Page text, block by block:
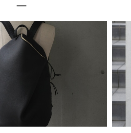
07/22
を購入させていただき、次に
こちらを購入させていただき
でしっくりくるものがずっと
ちらに出逢って、これだ！！
際に届いたら可愛いとカッコ
、 最高でした！使っていって
しみです！